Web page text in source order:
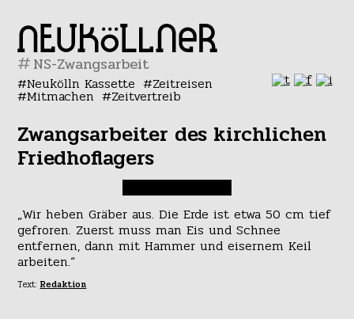
#
Neukölln Kassette Zeitreisen
Mitmachen Zeitvertreib
Zwangsarbeiter des kirchlichen
Friedhoflagers
„Wir heben Gräber aus. Die Erde ist etwa 50 cm tief
gefroren. Zuerst muss man Eis und Schnee
entfernen, dann mit Hammer und eisernem Keil
arbeiten.“
Text: Redaktion